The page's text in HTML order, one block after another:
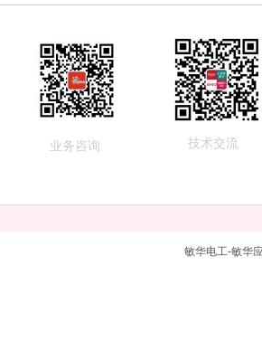
业务咨询 技术交流
敏华电工-敏华